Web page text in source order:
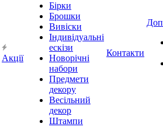
Акції
Бірки
Брошки
Вивіски
Індивідуальні
ескізи
Новорічні
набори
Предмети
декору
Весільний
декор
Штампи
Контакти